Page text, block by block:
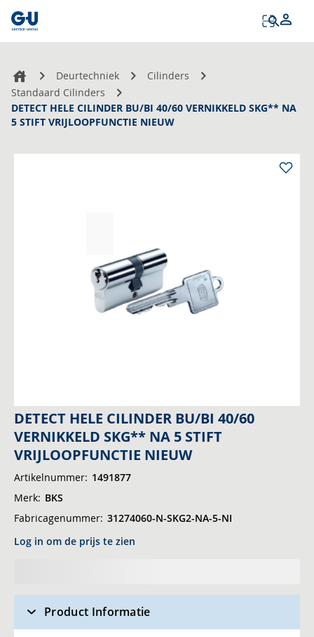
Deurtechniek
Cilinders
Standaard Cilinders
DETECT HELE CILINDER BU/BI 40/60 VERNIKKELD SKG** NA
5 STIFT VRIJLOOPFUNCTIE NIEUW
Ga
naar
het
begin
van
de
afbeeldingen-
DETECT HELE CILINDER BU/BI 40/60
VERNIKKELD SKG** NA 5 STIFT
VRIJLOOPFUNCTIE NIEUW
Artikelnummer 1491877
Merk BKS
Fabricagenummer 31274060-N-SKG2-NA-5-NI
Log in om de prijs te zien
Product Informatie